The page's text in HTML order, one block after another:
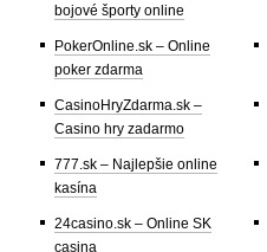
bojové športy online
PokerOnline.sk – Online
poker zdarma
CasinoHryZdarma.sk –
Casino hry zadarmo
777.sk – Najlepšie online
kasína
24casino.sk – Online SK
casina